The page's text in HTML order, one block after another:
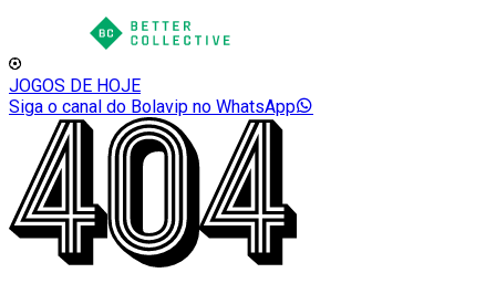
JOGOS DE HOJE
Siga o canal do Bolavip no WhatsApp